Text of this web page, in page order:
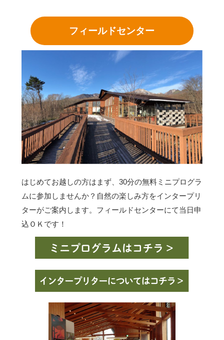
フィールドセンター
はじめてお越しの方はまず、30分の無料ミニプログラ
ムに参加しませんか？自然の楽しみ方をインタープリ
ターがご案内します。フィールドセンターにて当日申
込ＯＫです！